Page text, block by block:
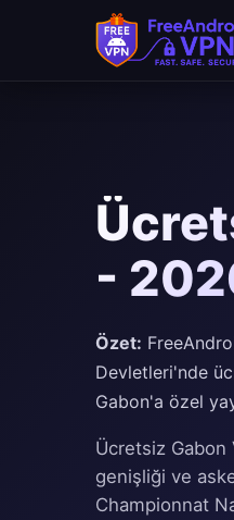
-
Özet:
Devletleri'nde
Gabon'a özel
Ücretsiz Gabon
genişliği ve
Championnat